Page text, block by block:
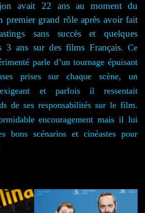
avait 22 ans au moment du
premier grand rôle après avoir fait
sans succès et quelques
3 ans sur des films Français. Ce
parle d’un tournage épuisant
prises sur chaque scène, un
et parfois il ressentait
de ses responsabilités sur le film.
encouragement mais il lui
bons scénarios et cinéastes pour